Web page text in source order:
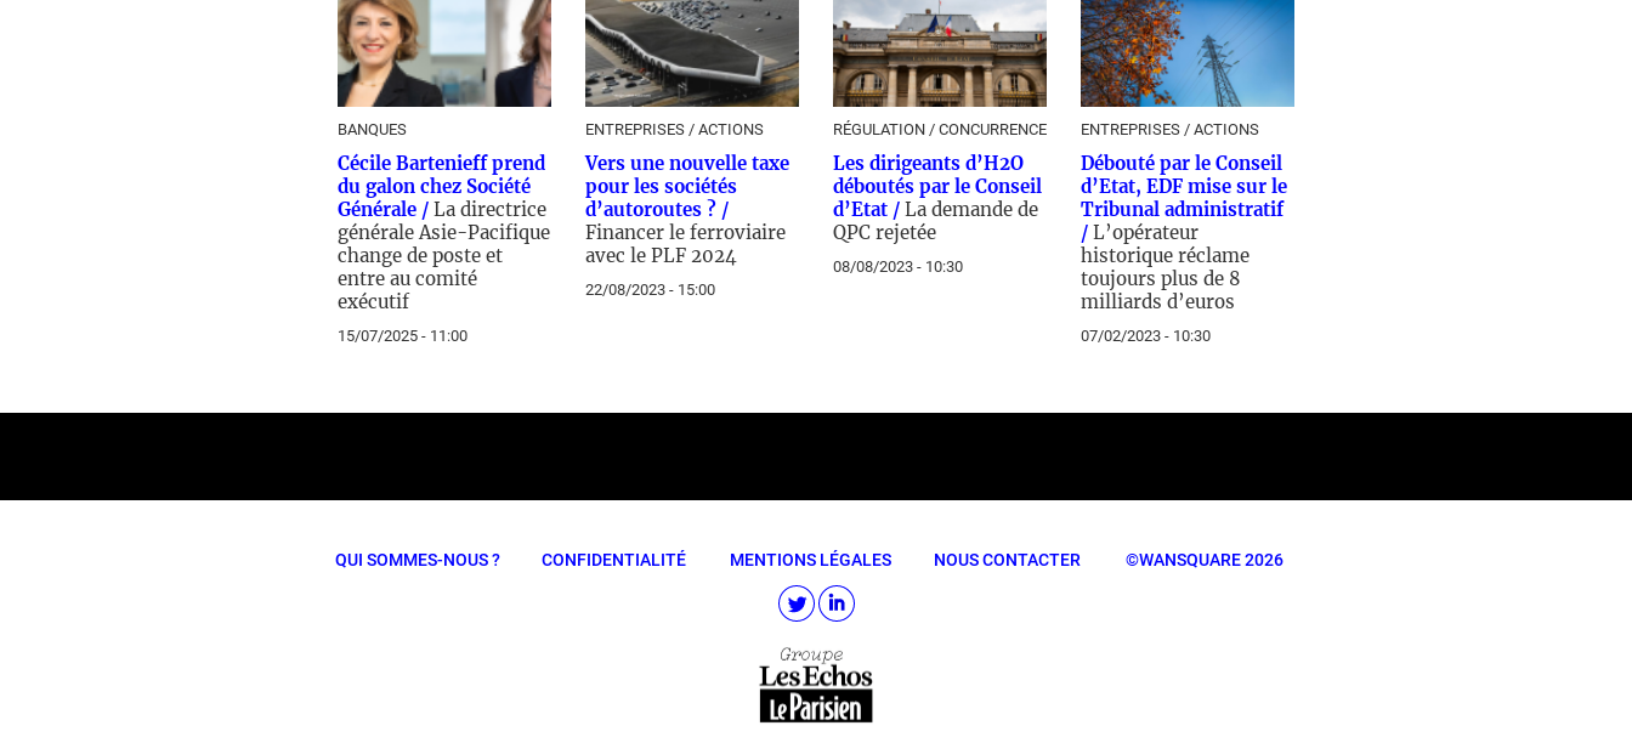
BANQUES
Cécile Bartenieff prend
du galon chez Société
Générale / La directrice
générale Asie-Pacifique
change de poste et
entre au comité
exécutif
15/07/2025 - 11:00
ENTREPRISES / ACTIONS
Vers une nouvelle taxe
pour les sociétés
d’autoroutes ? /
Financer le ferroviaire
avec le PLF 2024
22/08/2023 - 15:00
RÉGULATION / CONCURRENCE
Les dirigeants d’H2O
déboutés par le Conseil
d’Etat / La demande de
QPC rejetée
08/08/2023 - 10:30
ENTREPRISES / ACTIONS
Débouté par le Conseil
d’Etat, EDF mise sur le
Tribunal administratif
/ L’opérateur
historique réclame
toujours plus de 8
milliards d’euros
07/02/2023 - 10:30
QUI SOMMES-NOUS ? CONFIDENTIALITÉ MENTIONS LÉGALES NOUS CONTACTER ©WANSQUARE 2026